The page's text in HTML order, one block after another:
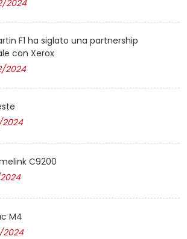
2024
F1 ha siglato una partnership
con Xerox
2024
2024
C9200
2024
M4
2024